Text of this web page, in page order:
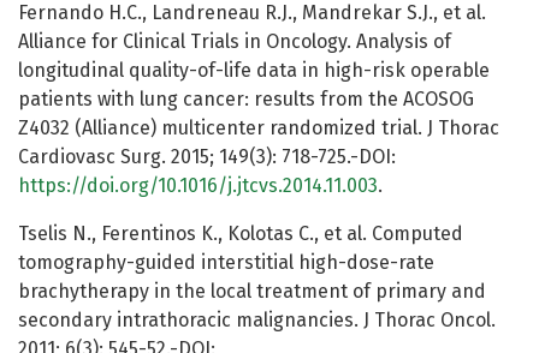
Fernando H.C., Landreneau R.J., Mandrekar S.J., et al.
Alliance for Clinical Trials in Oncology. Analysis of
longitudinal quality-of-life data in high-risk operable
patients with lung cancer: results from the ACOSOG
Z4032 (Alliance) multicenter randomized trial. J Thorac
Cardiovasc Surg. 2015; 149(3): 718-725.-DOI:
https://doi.org/10.1016/j.jtcvs.2014.11.003.
Tselis N., Ferentinos K., Kolotas C., et al. Computed
tomography-guided interstitial high-dose-rate
brachytherapy in the local treatment of primary and
secondary intrathoracic malignancies. J Thorac Oncol.